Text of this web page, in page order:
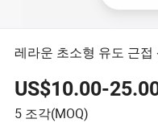
레라운 초소형 유도 근접
US$10.00-
5 조각(MOQ)